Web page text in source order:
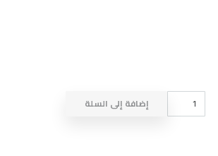
كمية
DRESS
إضافة إلى السلة